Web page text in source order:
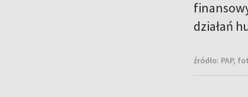
działań
źródło: PAP,